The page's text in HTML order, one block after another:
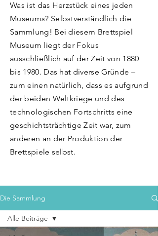
Was ist das Herzstück eines jeden
Museums? Selbstverständlich die
Sammlung! Bei diesem Brettspiel
Museum liegt der Fokus
ausschließlich auf der Zeit von 1880
bis 1980. Das hat diverse Gründe –
zum einen natürlich, dass es aufgrund
der beiden Weltkriege und des
technologischen Fortschritts eine
geschichtsträchtige Zeit war, zum
anderen an der Produktion der
Brettspiele selbst.
Die Sammlung
Alle Beiträge